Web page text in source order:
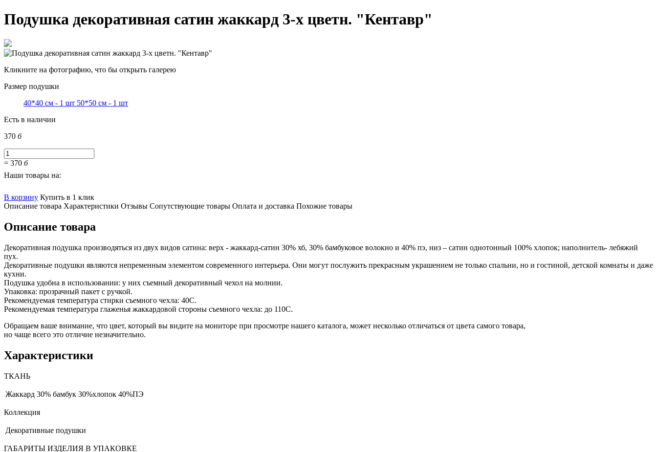
Подушка декоративная сатин жаккард 3-х цветн. "Кентавр"
Кликните на фотографию, что бы открыть галерею
Размер подушки
40*40 см - 1 шт 50*50 см - 1 шт
Есть в наличии
370 б
= 370 б
Наши товары на:
В корзину Купить в 1 клик
Описание товара Характеристики Отзывы Сопутствующие товары Оплата и доставка Похожие товары
Описание товара
Декоративная подушка производяться из двух видов сатина: верх - жаккард-сатин 30% хб, 30% бамбуковое волокно и 40% пэ, низ – сатин однотонный 100% хлопок; наполнитель- лебяжий
пух.
Декоративные подушки являются непременным элементом современного интерьера. Они могут послужить прекрасным украшением не только спальни, но и гостиной, детской комнаты и даже
кухни.
Подушка удобна в использовании: у них съемный декоративный чехол на молнии.
Упаковка: прозрачный пакет с ручкой.
Рекомендуемая температура стирки съемного чехла: 40С.
Рекомендуемая температура глаженья жаккардовой стороны съемного чехла: до 110С.
Обращаем ваше внимание, что цвет, который вы видите на мониторе при просмотре нашего каталога, может несколько отличаться от цвета самого товара,
но чаще всего это отличие незначительно.
Характеристики
ТКАНЬ
Жаккард 30% бамбук 30%хлопок 40%ПЭ
Коллекция
Декоративные подушки
ГАБАРИТЫ ИЗДЕЛИЯ В УПАКОВКЕ